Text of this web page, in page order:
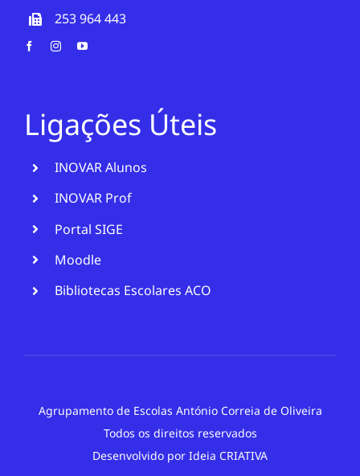
253 964 443
Ligações Úteis
INOVAR Alunos
INOVAR Prof
Portal SIGE
Moodle
Bibliotecas Escolares ACO
Agrupamento de Escolas António Correia de Oliveira
Todos os direitos reservados
Desenvolvido por Ideia CRIATIVA